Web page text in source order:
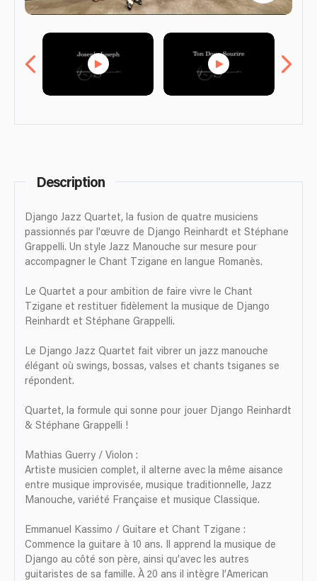
Description
Django Jazz Quartet, la fusion de quatre musiciens
passionnés par l'œuvre de Django Reinhardt et Stéphane
Grappelli. Un style Jazz Manouche sur mesure pour
accompagner le Chant Tzigane en langue Romanès.
Le Quartet a pour ambition de faire vivre le Chant
Tzigane et restituer fidèlement la musique de Django
Reinhardt et Stéphane Grappelli.
Le Django Jazz Quartet fait vibrer un jazz manouche
élégant où swings, bossas, valses et chants tsiganes se
répondent.
Quartet, la formule qui sonne pour jouer Django Reinhardt
& Stéphane Grappelli !
Mathias Guerry / Violon :
Artiste musicien complet, il alterne avec la même aisance
entre musique improvisée, musique traditionnelle, Jazz
Manouche, variété Française et musique Classique.
Emmanuel Kassimo / Guitare et Chant Tzigane :
Commence la guitare à 10 ans. Il apprend la musique de
Django au côté son père, ainsi qu’avec les autres
guitaristes de sa famille. À 20 ans il intègre l’American